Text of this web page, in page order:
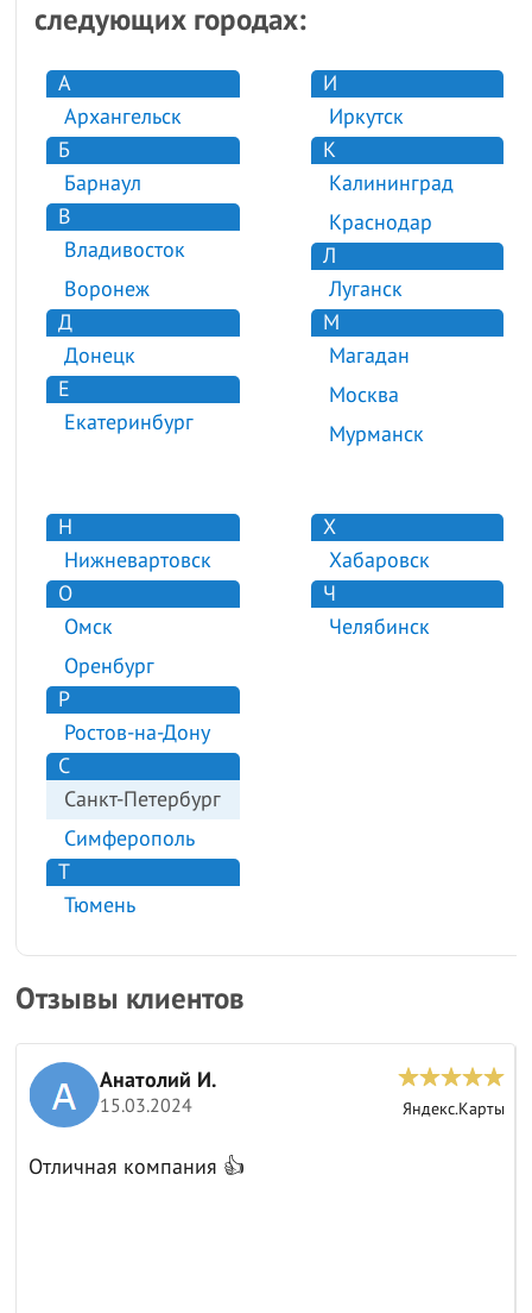
следующих городах:
А
Архангельск
Б
Барнаул
В
Владивосток
Воронеж
Д
Донецк
Е
Екатеринбург
И
Иркутск
К
Калининград
Краснодар
Л
Луганск
М
Магадан
Москва
Мурманск
Н
Нижневартовск
О
Омск
Оренбург
Р
Ростов-на-Дону
С
Санкт-Петербург
Симферополь
Т
Тюмень
Х
Хабаровск
Ч
Челябинск
Отзывы клиентов
Анатолий И.
15.03.2024 Яндекс.Карты
Отличная компания 👍